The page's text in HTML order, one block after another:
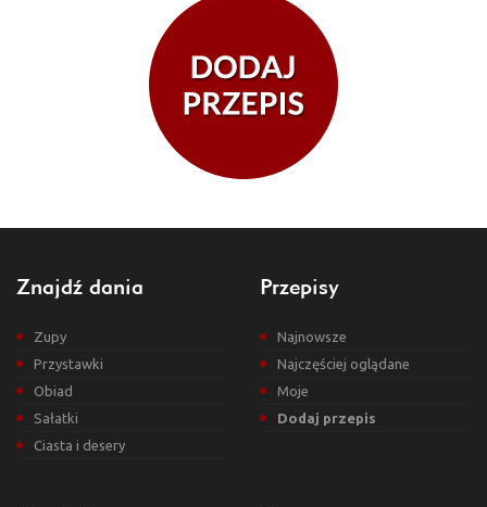
Znajdź dania
Zupy
Przystawki
Obiad
Sałatki
Ciasta i desery
Przepisy
Najnowsze
Najczęściej oglądane
Moje
Dodaj przepis